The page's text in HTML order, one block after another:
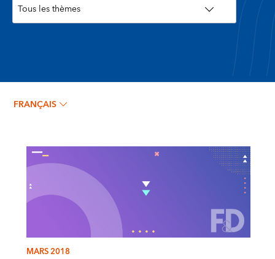
FRANÇAIS
MARS 2018